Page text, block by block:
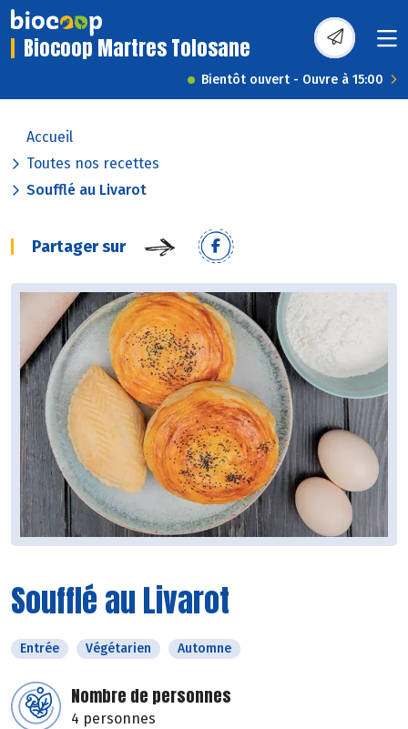
Biocoop Martres Tolosane
Bientôt ouvert - Ouvre à 15:00
Accueil
Toutes nos recettes
Soufflé au Livarot
Partager sur
Soufflé au Livarot
Entrée Végétarien Automne
Nombre de personnes
4 personnes